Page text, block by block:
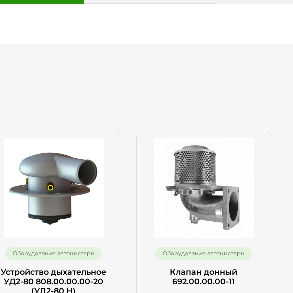
Оборудование автоцистерн
Устройство дыхательное
УД2-80 808.00.00.00-20
Оборудование автоцистерн
Клапан донный
692.00.00.00-11